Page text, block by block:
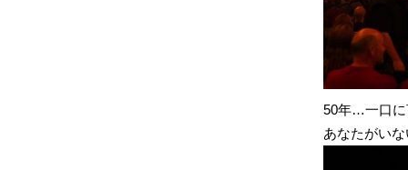
50年…一口に
あなたがい